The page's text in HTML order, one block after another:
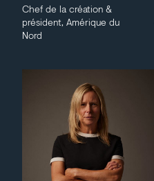
Chef de la création &
président, Amérique du
Nord